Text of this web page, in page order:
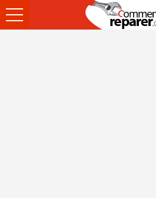
Ouvrir
le